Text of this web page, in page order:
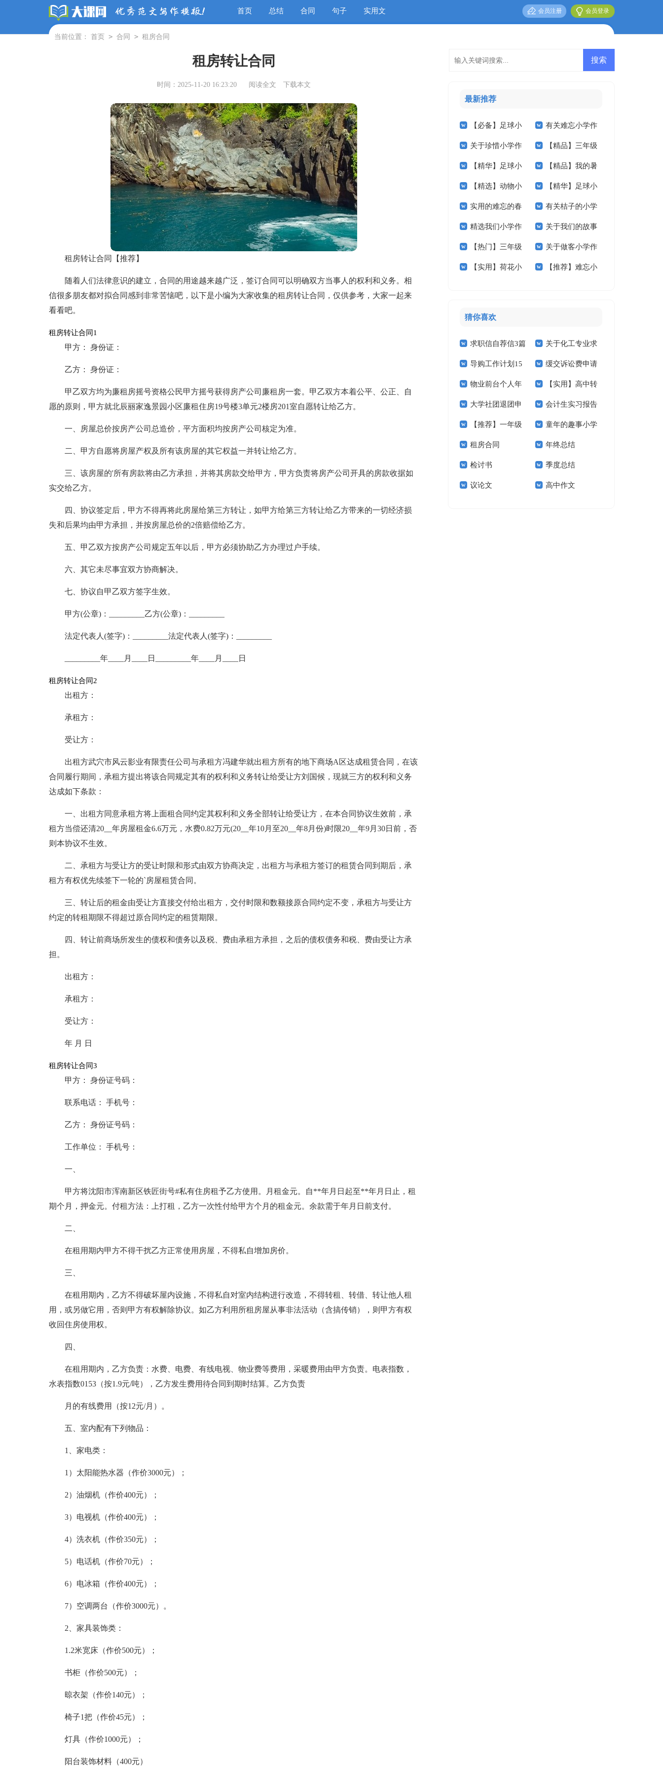
首页 总结 合同 句子 实用文 会员登录
会员注册
当前位置： 首页 > 合同 > 租房合同
租房转让合同
时间：2025-11-20 16:23:20 阅读全文 下载本文
租房转让合同【推荐】
随着人们法律意识的建立，合同的用途越来越广泛，签订合同可以明确双方当事人的权利和义务。相
信很多朋友都对拟合同感到非常苦恼吧，以下是小编为大家收集的租房转让合同，仅供参考，大家一起来
看看吧。
租房转让合同1
甲方： 身份证：
乙方： 身份证：
甲乙双方均为廉租房摇号资格公民甲方摇号获得房产公司廉租房一套。甲乙双方本着公平、公正、自
愿的原则，甲方就北辰丽家逸景园小区廉租住房19号楼3单元2楼房201室自愿转让给乙方。
一、房屋总价按房产公司总造价，平方面积均按房产公司核定为准。
二、甲方自愿将房屋产权及所有该房屋的其它权益一并转让给乙方。
三、该房屋的'所有房款将由乙方承担，并将其房款交给甲方，甲方负责将房产公司开具的房款收据如
实交给乙方。
四、协议签定后，甲方不得再将此房屋给第三方转让，如甲方给第三方转让给乙方带来的一切经济损
失和后果均由甲方承担，并按房屋总价的2倍赔偿给乙方。
五、甲乙双方按房产公司规定五年以后，甲方必须协助乙方办理过户手续。
六、其它未尽事宜双方协商解决。
七、协议自甲乙双方签字生效。
甲方(公章)：_________乙方(公章)：_________
法定代表人(签字)：_________法定代表人(签字)：_________
_________年____月____日_________年____月____日
租房转让合同2
出租方：
承租方：
受让方：
出租方武穴市风云影业有限责任公司与承租方冯建华就出租方所有的地下商场A区达成租赁合同，在该
合同履行期间，承租方提出将该合同规定其有的权利和义务转让给受让方刘国候，现就三方的权利和义务
达成如下条款：
一、出租方同意承租方将上面租合同约定其权利和义务全部转让给受让方，在本合同协议生效前，承
租方当偿还清20__年房屋租金6.6万元，水费0.82万元(20__年10月至20__年8月份)时限20__年9月30日前，否
则本协议不生效。
二、承租方与受让方的受让时限和形式由双方协商决定，出租方与承租方签订的租赁合同到期后，承
租方有权优先续签下一轮的`房屋租赁合同。
三、转让后的租金由受让方直接交付给出租方，交付时限和数额接原合同约定不变，承租方与受让方
约定的转租期限不得超过原合同约定的租赁期限。
四、转让前商场所发生的债权和债务以及税、费由承租方承担，之后的债权债务和税、费由受让方承
担。
出租方：
承租方：
受让方：
年 月 日
租房转让合同3
甲方： 身份证号码：
联系电话： 手机号：
乙方： 身份证号码：
工作单位： 手机号：
一、
甲方将沈阳市浑南新区铁匠街号#私有住房租予乙方使用。月租金元。自**年月日起至**年月日止，租
期个月，押金元。付租方法：上打租，乙方一次性付给甲方个月的租金元。余款需于年月日前支付。
二、
在租用期内甲方不得干扰乙方正常使用房屋，不得私自增加房价。
三、
在租用期内，乙方不得破坏屋内设施，不得私自对室内结构进行改造，不得转租、转借、转让他人租
用，或另做它用，否则甲方有权解除协议。如乙方利用所租房屋从事非法活动（含搞传销），则甲方有权
收回住房使用权。
四、
在租用期内，乙方负责：水费、电费、有线电视、物业费等费用，采暖费用由甲方负责。电表指数，
水表指数0153（按1.9元/吨），乙方发生费用待合同到期时结算。乙方负责
月的有线费用（按12元/月）。
五、室内配有下列物品：
1、家电类：
1）太阳能热水器（作价3000元）；
2）油烟机（作价400元）；
3）电视机（作价400元）；
4）洗衣机（作价350元）；
5）电话机（作价70元）；
6）电冰箱（作价400元）；
7）空调两台（作价3000元）。
2、家具装饰类：
1.2米宽床（作价500元）；
书柜（作价500元）；
晾衣架（作价140元）；
椅子1把（作价45元）；
灯具（作价1000元）；
阳台装饰材料（400元）
最新推荐
【必备】足球小
学作文600字3篇
有关难忘小学作
文汇总五篇
关于珍惜小学作
文400字五篇
【精品】三年级
叙事作文300字汇编
9篇
【精华】足球小
学作文汇总9篇
【精品】我的暑
假生活小学作文8篇
【精选】动物小
学作文400字合集5
篇
【精华】足球小
学作文300字3篇
实用的难忘的春
节小学作文合集6篇
有关桔子的小学
作文锦集8篇
精选我们小学作
文300字合集九篇
关于我们的故事
小学作文7篇
【热门】三年级
小学作文8篇
关于做客小学作
文汇总五篇
【实用】荷花小 【推荐】难忘小
猜你喜欢
求职信自荐信3篇 关于化工专业求
职信汇总九篇
导购工作计划15
篇
缓交诉讼费申请
书(15篇)
物业前台个人年
终总结3篇
【实用】高中转
学申请书4篇
大学社团退团申
请书
会计生实习报告
汇编十篇
【推荐】一年级
作文300字汇总8篇
童年的趣事小学
生作文
租房合同 年终总结
检讨书 季度总结
议论文 高中作文